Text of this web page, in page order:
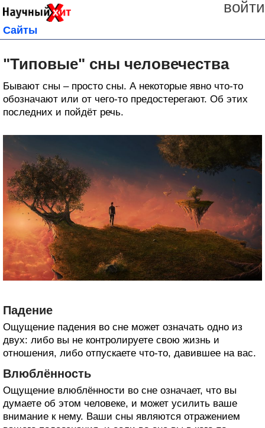
войти
Сайты
"Типовые" сны человечества
Бывают сны – просто сны. А некоторые явно что-то
обозначают или от чего-то предостерегают. Об этих
последних и пойдёт речь.
Падение
Ощущение падения во сне может означать одно из
двух: либо вы не контролируете свою жизнь и
отношения, либо отпускаете что-то, давившее на вас.
Влюблённость
Ощущение влюблённости во сне означает, что вы
думаете об этом человеке, и может усилить ваше
внимание к нему. Ваши сны являются отражением